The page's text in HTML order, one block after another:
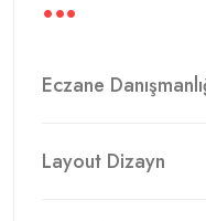
Eczane
Layout Dizayn